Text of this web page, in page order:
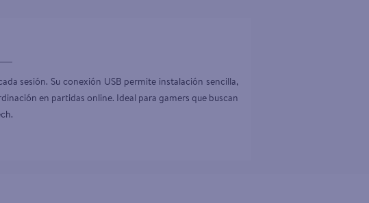
sesión. Su conexión USB permite instalación sencilla,
en partidas online. Ideal para gamers que buscan